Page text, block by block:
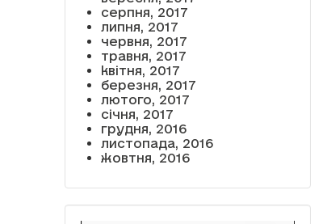
серпня, 2017
липня, 2017
червня, 2017
травня, 2017
квітня, 2017
березня, 2017
лютого, 2017
січня, 2017
грудня, 2016
листопада, 2016
жовтня, 2016